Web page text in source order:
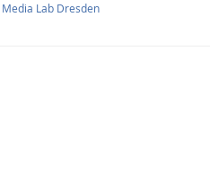
Lab Dresden